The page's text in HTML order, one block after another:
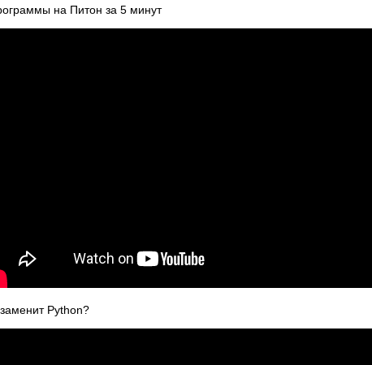
на Питон за 5 минут
Python?